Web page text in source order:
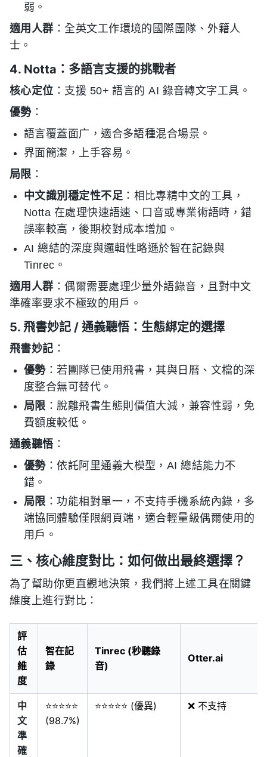
弱。
適用人群 ：全英文工作環境的國際團隊、外籍人
士。
4. Notta：多語言支援的挑戰者
核心定位 ：支援 50+ 語言的 AI 錄音轉文字工具。
優勢：
語言覆蓋面广，適合多語種混合場景。
界面簡潔，上手容易。
局限 ：
中文識別穩定性不足 ：相比專精中文的工具，
Notta 在處理快速語速、口音或專業術語時，錯
誤率較高，後期校對成本增加。
AI 總結的深度與邏輯性略遜於智在記錄與
Tinrec。
適用人群 ：偶爾需要處理少量外語錄音，且對中文
準確率要求不極致的用戶。
5. 飛書妙記 / 通義聽悟：生態綁定的選擇
飛書妙記 ：
優勢：若團隊已使用飛書，其與日曆、文檔的深
度整合無可替代。
局限 ：脫離飛書生態則價值大減，兼容性弱，免
費額度較低。
通義聽悟 ：
優勢：依託阿里通義大模型，AI 總結能力不
錯。
局限 ：功能相對單一，不支持手機系統內錄，多
端協同體驗僅限網頁端，適合輕量級偶爾使用的
用戶。
三、核心維度對比：如何做出最終選擇？
為了幫助你更直觀地決策，我們將上述工具在關鍵
維度上進行對比：
評
估
維
度
智在記
錄
Tinrec (秒聽錄
音)
Otter.ai
中
文
準
確
⭐⭐⭐⭐⭐
(98.7%)
⭐⭐⭐⭐⭐ (優異) ❌ 不支持